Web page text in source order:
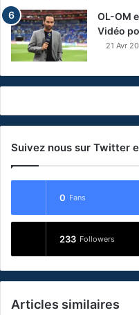
OL-OM
Vidéo
21 Avr
Suivez nous sur Twitter
0 Fans
233 Followers
Articles similaires